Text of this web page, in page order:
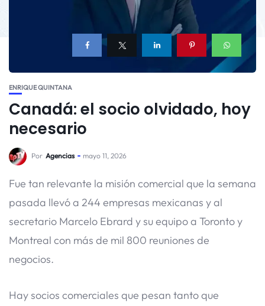
ENRIQUE QUINTANA
Canadá: el socio olvidado, hoy
necesario
Por Agencias mayo 11, 2026
Fue tan relevante la misión comercial que la semana
pasada llevó a 244 empresas mexicanas y al
secretario Marcelo Ebrard y su equipo a Toronto y
Montreal con más de mil 800 reuniones de
negocios.
Hay socios comerciales que pesan tanto que